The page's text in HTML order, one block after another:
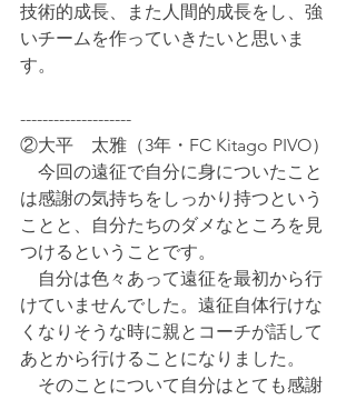
技術的成長、また人間的成長をし、強
いチームを作っていきたいと思いま
す。
--------------------
②大平　太雅（3年・FC Kitago PIVO）
今回の遠征で自分に身についたこと
は感謝の気持ちをしっかり持つという
ことと、自分たちのダメなところを見
つけるということです。
自分は色々あって遠征を最初から行
けていませんでした。遠征自体行けな
くなりそうな時に親とコーチが話して
あとから行けることになりました。
そのことについて自分はとても感謝